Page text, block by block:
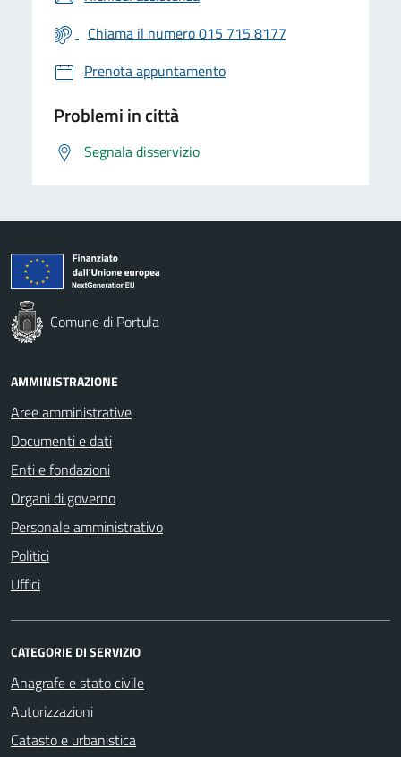
Chiama il numero 015 715 8177
Prenota appuntamento
Problemi in città
Segnala disservizio
Comune di Portula
AMMINISTRAZIONE
Aree amministrative
Documenti e dati
Enti e fondazioni
Organi di governo
Personale amministrativo
Politici
Uffici
CATEGORIE DI SERVIZIO
Anagrafe e stato civile
Autorizzazioni
Catasto e urbanistica